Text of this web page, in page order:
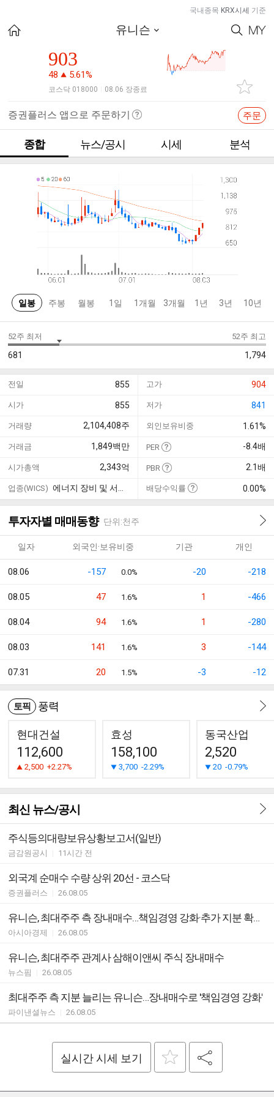
국내종목 KRX시세 기준
유니슨
903
48 5.61%
코스닥 018000 08.06 장종료
증권플러스 앱으로 주문하기 주문
종합 뉴스/공시 시세 분석
일봉 주봉 월봉 1일 1개월 3개월 1년 3년 10년
52주 최저
681
52주 최고
1,794
전일 855 고가 904
시가 855 저가 841
거래량 2,104,408주 외인보유비중 1.61%
거래금 1,849백만 PER -8.4배
시가총액 2,343억 PBR 2.1배
업종(WICS) 배당수익률 0.00%
투자자별 매매동향 단위:천주
일자 외국인·보유비중 기관 개인
08.06 -157 0.0% -20 -218
08.05 47 1.6% 1 -466
08.04 94 1.6% 1 -280
08.03 141 1.6% 3 -144
07.31 20 1.5% -3 -12
토픽 풍력
현대건설
112,600
2,500 +2.27%
효성
158,100
3,700 -2.29%
동국산업
2,520
20 -0.79%
최신 뉴스/공시
주식등의대량보유상황보고서(일반)
금감원공시 11시간 전
외국계 순매수 수량 상위 20선 - 코스닥
증권플러스 26.08.05
유니슨, 최대주주 측 장내매수…책임경영 강화·추가 지분 확대 추진
아시아경제 26.08.05
유니슨, 최대주주 관계사 삼해이앤씨 주식 장내매수
뉴스핌 26.08.05
최대주주 측 지분 늘리는 유니슨…장내매수로 '책임경영 강화'
파이낸셜뉴스 26.08.05
실시간 시세 보기